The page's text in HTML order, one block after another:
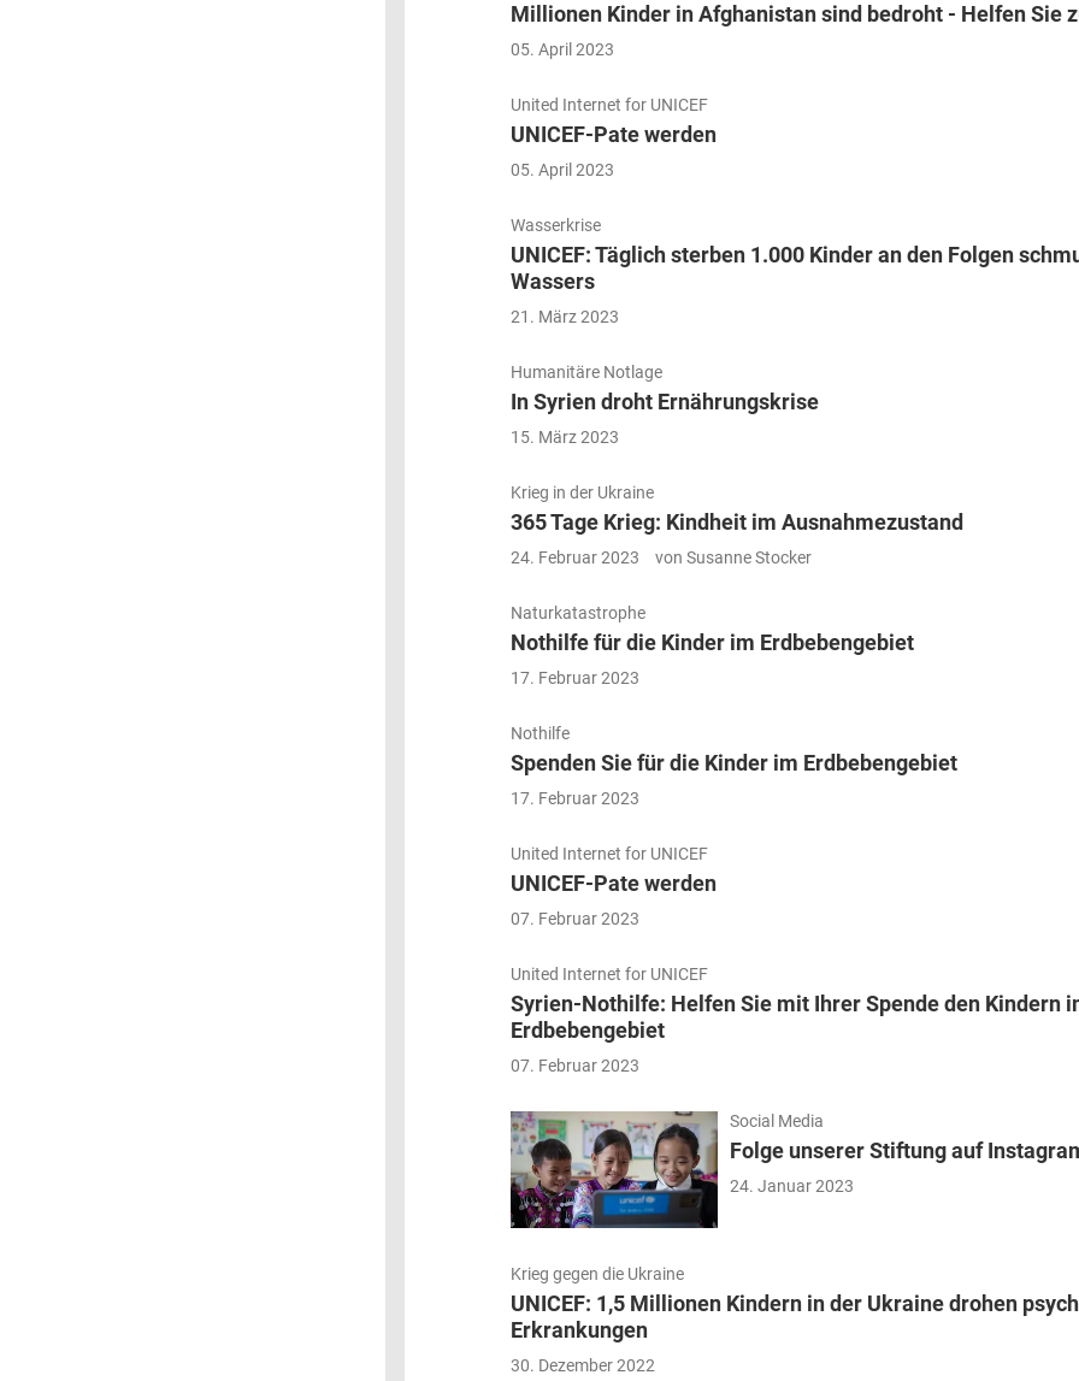
Millionen Kinder in Afghanistan sind bedroht - Helfen Sie
05. April 2023
United Internet for UNICEF
UNICEF-Pate werden
05. April 2023
Wasserkrise
UNICEF: Täglich sterben 1.000 Kinder an den Folgen
Wassers
21. März 2023
Humanitäre Notlage
In Syrien droht Ernährungskrise
15. März 2023
Krieg in der Ukraine
365 Tage Krieg: Kindheit im Ausnahmezustand
24. Februar 2023 von Susanne Stocker
Naturkatastrophe
Nothilfe für die Kinder im Erdbebengebiet
17. Februar 2023
Nothilfe
Spenden Sie für die Kinder im Erdbebengebiet
17. Februar 2023
United Internet for UNICEF
UNICEF-Pate werden
07. Februar 2023
United Internet for UNICEF
Syrien-Nothilfe: Helfen Sie mit Ihrer Spende den Kindern
Erdbebengebiet
07. Februar 2023
Social Media
Folge unserer Stiftung auf
24. Januar 2023
Krieg gegen die Ukraine
UNICEF: 1,5 Millionen Kindern in der Ukraine drohen
Erkrankungen
30. Dezember 2022